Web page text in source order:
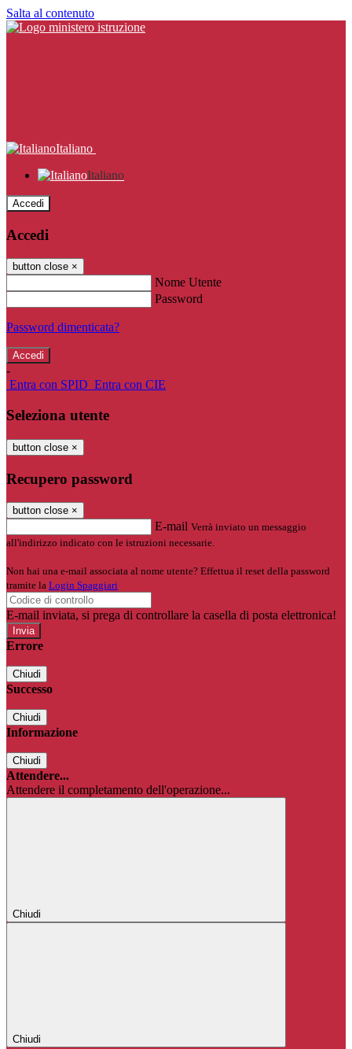
Salta al contenuto
Italiano
Italiano
Accedi
Accedi
button close ×
Nome Utente
Password
Password dimenticata?
-
Entra con SPID Entra con CIE
Seleziona utente
button close ×
Recupero password
button close ×
E-mail Verrà inviato un messaggio
all'indirizzo indicato con le istruzioni necessarie.
Non hai una e-mail associata al nome utente? Effettua il reset della password
tramite la Login Spaggiari
E-mail inviata, si prega di controllare la casella di posta elettronica!
Errore
Chiudi
Successo
Chiudi
Informazione
Chiudi
Attendere...
Attendere il completamento dell'operazione...
Chiudi
Chiudi